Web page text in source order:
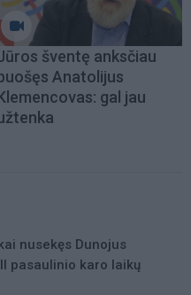
šventę anksčiau
Anatolijus
gal jau
nusekęs Dunojus
pasaulinio karo laikų